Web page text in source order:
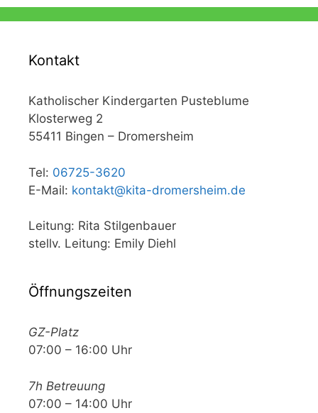
Kontakt
Katholischer Kindergarten Pusteblume
Klosterweg 2
55411 Bingen – Dromersheim
Tel: 06725-3620
E-Mail: kontakt@kita-dromersheim.de
Leitung: Rita Stilgenbauer
stellv. Leitung: Emily Diehl
Öffnungszeiten
GZ-Platz
07:00 – 16:00 Uhr
7h Betreuung
07:00 – 14:00 Uhr